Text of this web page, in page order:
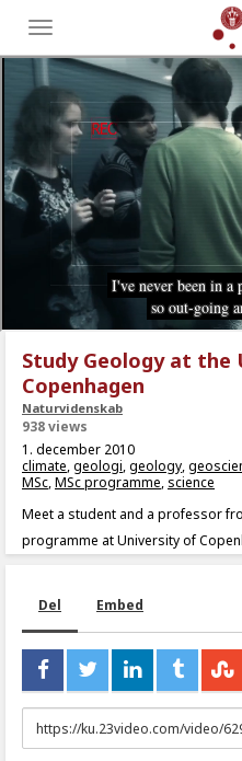
Toggle
menu
Study Geology at
Copenhagen
Naturvidenskab
938 views
1. december 2010
climate,geologi,geology,
MSc,MSc programme, science
Meet a student and a professor
programme at University of
Del Embed
URL
to